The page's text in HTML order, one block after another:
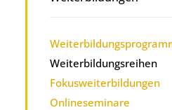
Weiterbildungsreihen
Fokusweiterbildungen
Onlineseminare